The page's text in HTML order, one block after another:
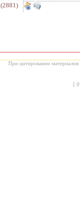
(2881)
При цитировании материалов
[